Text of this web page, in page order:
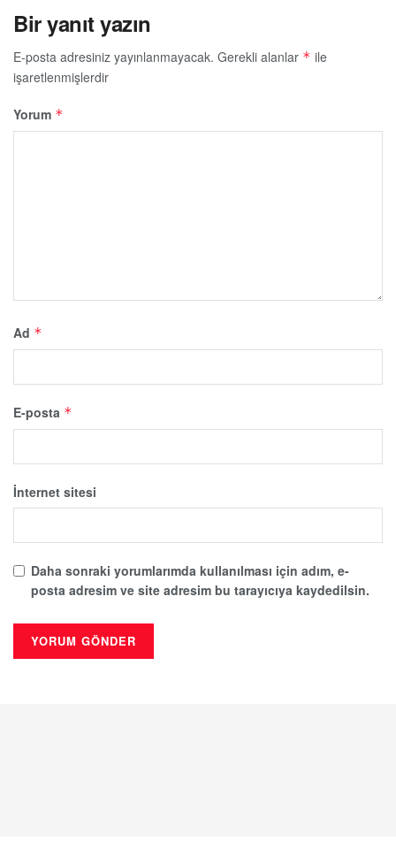
Bir yanıt yazın
E-posta adresiniz yayınlanmayacak. Gerekli alanlar * ile
işaretlenmişlerdir
Yorum *
Ad *
E-posta *
İnternet sitesi
Daha sonraki yorumlarımda kullanılması için adım, e-
posta adresim ve site adresim bu tarayıcıya kaydedilsin.